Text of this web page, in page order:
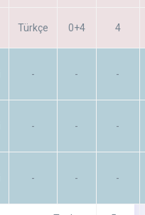
Türkçe 0+4 4
- - -
- - -
- - -